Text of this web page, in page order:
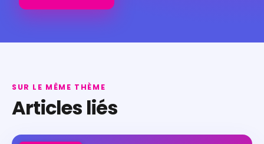
SUR LE MÊME THÈME
Articles liés